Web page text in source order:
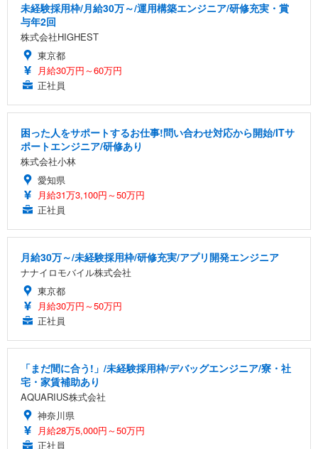
未経験採用枠/月給30万～/運用構築エンジニア/研修充実・賞
与年2回
株式会社HIGHEST
東京都
月給30万円～60万円
正社員
困った人をサポートするお仕事!問い合わせ対応から開始/ITサ
ポートエンジニア/研修あり
株式会社小林
愛知県
月給31万3,100円～50万円
正社員
月給30万～/未経験採用枠/研修充実/アプリ開発エンジニア
ナナイロモバイル株式会社
東京都
月給30万円～50万円
正社員
「まだ間に合う!」/未経験採用枠/デバッグエンジニア/寮・社
宅・家賃補助あり
AQUARIUS株式会社
神奈川県
月給28万5,000円～50万円
正社員